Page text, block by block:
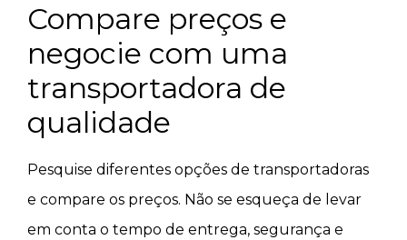
Compare preços e
negocie com uma
transportadora de
qualidade
Pesquise diferentes opções de transportadoras
e compare os preços. Não se esqueça de levar
em conta o tempo de entrega, segurança e